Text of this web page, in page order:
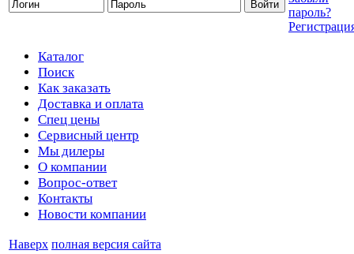
пароль?
Каталог
Поиск
Как заказать
Доставка и оплата
Спец цены
Сервисный центр
Мы дилеры
О компании
Вопрос-ответ
Контакты
Новости компании
Наверх полная версия сайта